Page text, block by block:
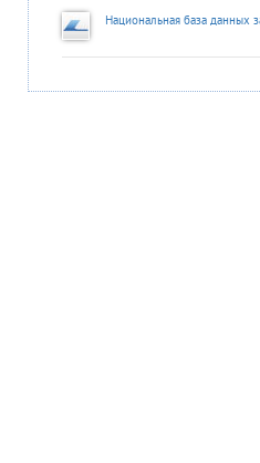
Национальная база данных